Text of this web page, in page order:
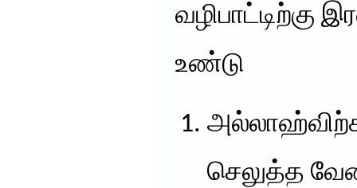
வழிபாட்டிற்கு
உண்டு
செலுத்த